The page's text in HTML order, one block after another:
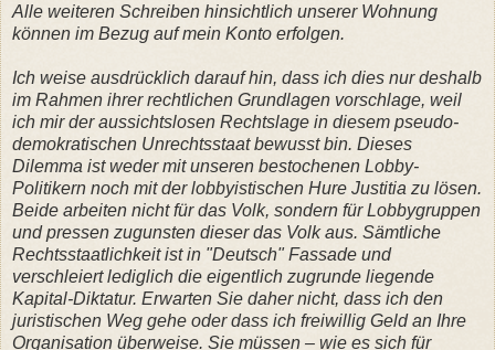
Alle weiteren Schreiben hinsichtlich unserer Wohnung
können im Bezug auf mein Konto erfolgen.
Ich weise ausdrücklich darauf hin, dass ich dies nur deshalb
im Rahmen ihrer rechtlichen Grundlagen vorschlage, weil
ich mir der aussichtslosen Rechtslage in diesem pseudo-
demokratischen Unrechtsstaat bewusst bin. Dieses
Dilemma ist weder mit unseren bestochenen Lobby-
Politikern noch mit der lobbyistischen Hure Justitia zu lösen.
Beide arbeiten nicht für das Volk, sondern für Lobbygruppen
und pressen zugunsten dieser das Volk aus. Sämtliche
Rechtsstaatlichkeit ist in "Deutsch" Fassade und
verschleiert lediglich die eigentlich zugrunde liegende
Kapital-Diktatur. Erwarten Sie daher nicht, dass ich den
juristischen Weg gehe oder dass ich freiwillig Geld an Ihre
Organisation überweise. Sie müssen – wie es sich für